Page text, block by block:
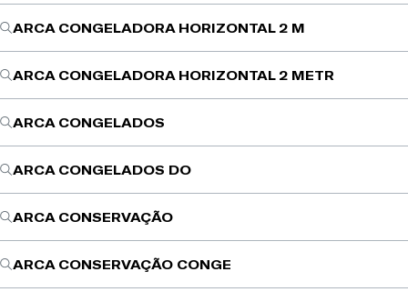
ARCA CONGELADORA HORIZONTAL 2 M
ARCA CONGELADORA HORIZONTAL 2 METR
ARCA CONGELADOS
ARCA CONGELADOS DO
ARCA CONSERVAÇÃO
ARCA CONSERVAÇÃO CONGE